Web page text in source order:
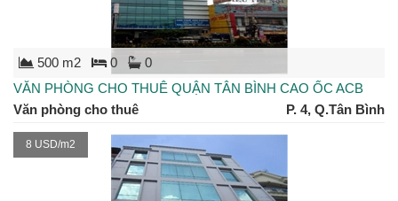
500 m2 0 0
VĂN PHÒNG CHO THUÊ QUẬN TÂN BÌNH CAO ỐC ACB
Văn phòng cho thuê
P. 4, Q.Tân Bình
8 USD/m2